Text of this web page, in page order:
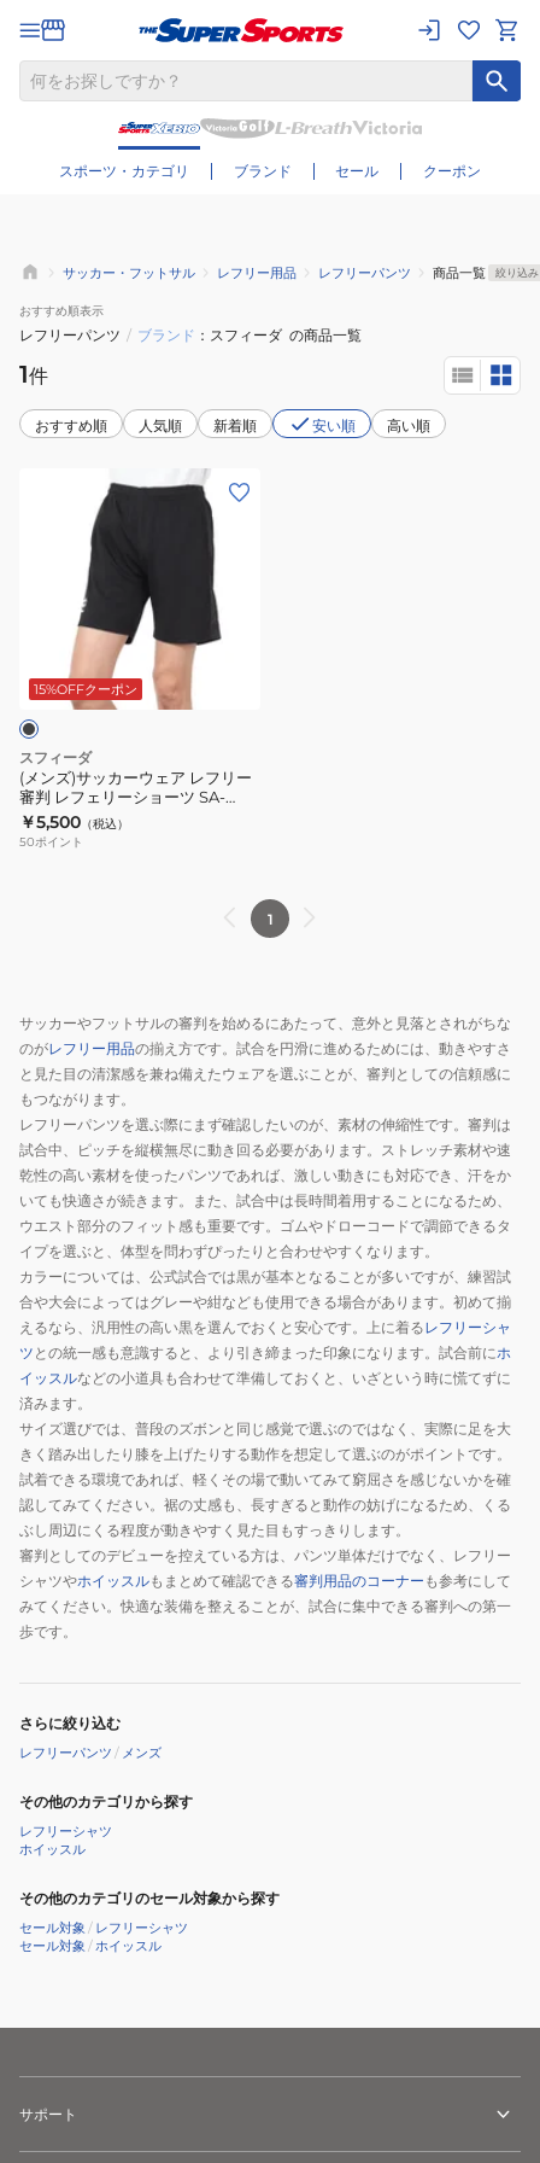
スポーツ・カテゴリ ブランド セール クーポン
さらに絞り込む
サッカー・フットサル レフリー用品 レフリーパンツ 商品一覧 絞り込み
おすすめ順表示
レフリーパンツ / ブランド スフィーダ の商品一覧
1件
おすすめ順 人気順 新着順 安い順 高い順
ウ
ェ
ア
レ
フ
リ
リ
ー
シ
ョ
ー
ツ
SA-
22837
BLK
速
乾
15%OFFクーポン
スフィーダ
(メンズ)サッカーウェア レフリー
審判 レフェリーショーツ SA-
22837 BLK 速乾
￥5,500 （税込）
50ポイント
1
サッカーやフットサルの審判を始めるにあたって、意外と見落とされがちな
のがレフリー用品の揃え方です。試合を円滑に進めるためには、動きやすさ
と見た目の清潔感を兼ね備えたウェアを選ぶことが、審判としての信頼感に
もつながります。
レフリーパンツを選ぶ際にまず確認したいのが、素材の伸縮性です。審判は
試合中、ピッチを縦横無尽に動き回る必要があります。ストレッチ素材や速
乾性の高い素材を使ったパンツであれば、激しい動きにも対応でき、汗をか
いても快適さが続きます。また、試合中は長時間着用することになるため、
ウエスト部分のフィット感も重要です。ゴムやドローコードで調節できるタ
イプを選ぶと、体型を問わずぴったりと合わせやすくなります。
カラーについては、公式試合では黒が基本となることが多いですが、練習試
合や大会によってはグレーや紺なども使用できる場合があります。初めて揃
えるなら、汎用性の高い黒を選んでおくと安心です。上に着るレフリーシャ
ツ との統一感も意識すると、より引き締まった印象になります。試合前にホ
イッスルなどの小道具も合わせて準備しておくと、いざという時に慌てずに
済みます。
サイズ選びでは、普段のズボンと同じ感覚で選ぶのではなく、実際に足を大
きく踏み出したり膝を上げたりする動作を想定して選ぶのがポイントです。
試着できる環境であれば、軽くその場で動いてみて窮屈さを感じないかを確
認してみてください。裾の丈感も、長すぎると動作の妨げになるため、くる
ぶし周辺にくる程度が動きやすく見た目もすっきりします。
審判としてのデビューを控えている方は、パンツ単体だけでなく、レフリー
シャツやホイッスルもまとめて確認できる審判用品のコーナー も参考にして
みてください。快適な装備を整えることが、試合に集中できる審判への第一
歩です。
さらに絞り込む
レフリーパンツ / メンズ
その他のカテゴリから探す
レフリーシャツ
ホイッスル
その他のカテゴリのセール対象から探す
セール対象 / レフリーシャツ
セール対象 /ホイッスル
サポート